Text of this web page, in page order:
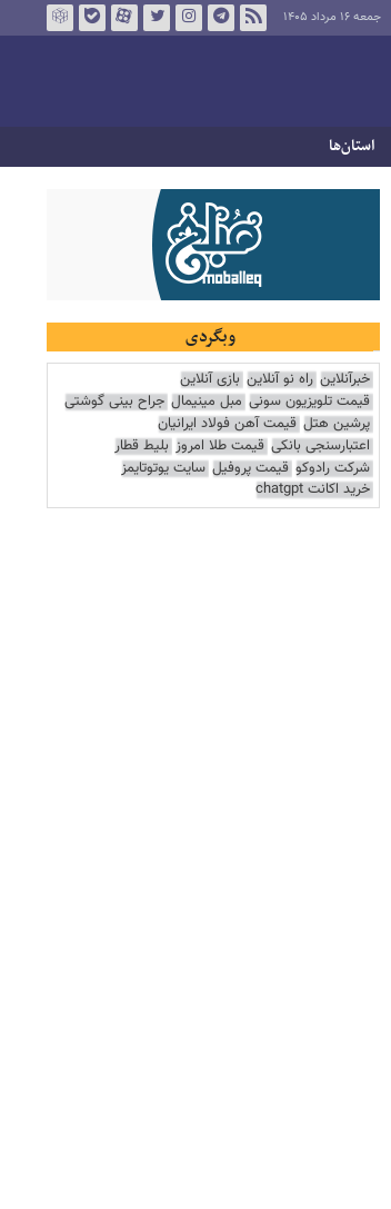
جمعه ۱۶ مرداد ۱۴۰۵
استان‌ها
وبگردی
خبرآنلاین راه نو آنلاین بازی آنلاین
قیمت تلویزیون سونی مبل مینیمال جراح بینی گوشتی
پرشین هتل قیمت آهن فولاد ایرانیان
اعتبارسنجی بانکی قیمت طلا امروز بلیط قطار
شرکت رادوکو قیمت پروفیل سایت یوتوتایمز
خرید اکانت chatgpt